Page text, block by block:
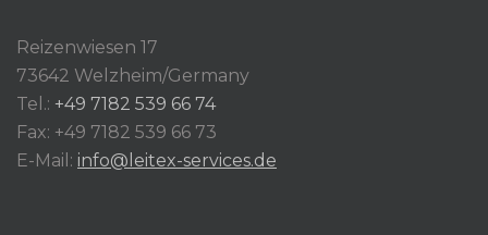
Reizenwiesen 17
73642 Welzheim/Germany
Tel.: +49 7182 539 66 74
Fax: +49 7182 539 66 73
E-Mail: info@leitex-services.de